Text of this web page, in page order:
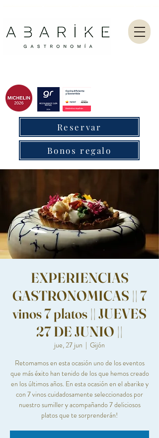
Reservar
Bonos regalo
EXPERIENCIAS
GASTRONOMICAS || 7
vinos 7 platos || JUEVES
27 DE JUNIO ||
jue, 27 jun
  |
Gijón
Retomamos en esta ocasión uno de los eventos
que más éxito han tenido de los que hemos creado
en los últimos años. En esta ocasión en el abarike y
con 7 vinos cuidadosamente seleccionados por
nuestro sumiller y acompañando 7 deliciosos
platos que te sorprenderán!